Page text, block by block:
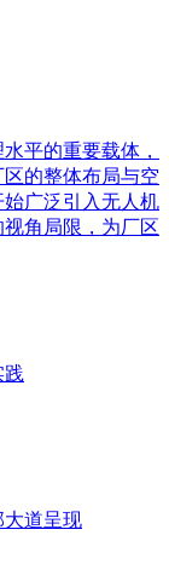
平的重要载体，
的整体布局与空
广泛引入无人机
角局限，为厂区